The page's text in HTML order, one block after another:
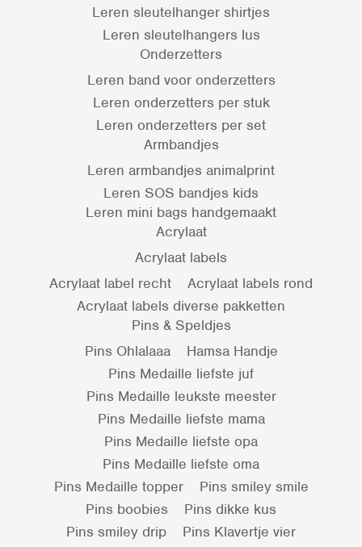
Leren sleutelhanger shirtjes
Leren sleutelhangers lus
Onderzetters
Leren band voor onderzetters
Leren onderzetters per stuk
Leren onderzetters per set
Armbandjes
Leren armbandjes animalprint
Leren SOS bandjes kids
Leren mini bags handgemaakt
Acrylaat
Acrylaat labels
Acrylaat label recht
Acrylaat labels rond
Acrylaat labels diverse pakketten
Pins & Speldjes
Pins Ohlalaaa
Hamsa Handje
Pins Medaille liefste juf
Pins Medaille leukste meester
Pins Medaille liefste mama
Pins Medaille liefste opa
Pins Medaille liefste oma
Pins Medaille topper
Pins smiley smile
Pins boobies
Pins dikke kus
Pins smiley drip
Pins Klavertje vier